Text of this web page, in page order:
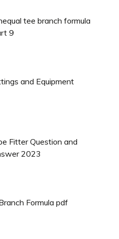
tee branch formula
9
and Equipment
Fitter Question and
2023
Formula pdf